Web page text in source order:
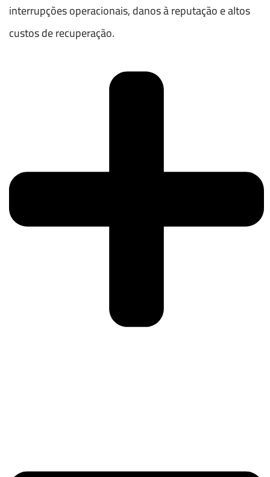
interrupções operacionais, danos à reputação e altos
custos de recuperação.